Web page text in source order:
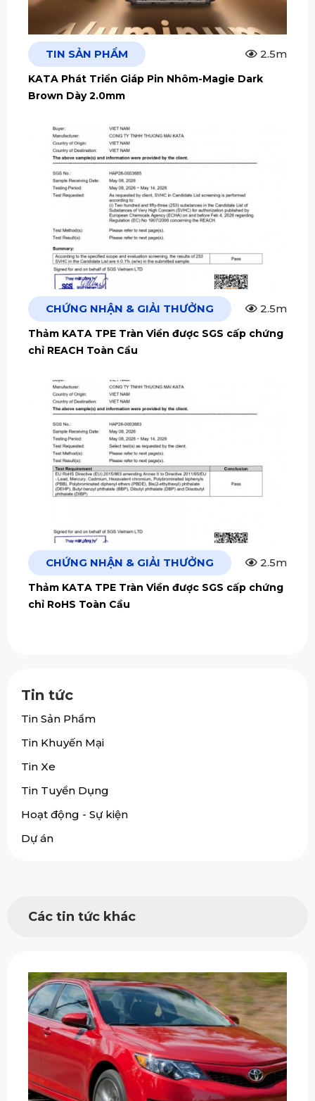
TIN SẢN PHẨM 2.5m
KATA Phát Triển Giáp Pin Nhôm-Magie Dark
Brown Dày 2.0mm
CHỨNG NHẬN & GIẢI THƯỞNG 2.5m
Thảm KATA TPE Tràn Viền được SGS cấp chứng
chỉ REACH Toàn Cầu
CHỨNG NHẬN & GIẢI THƯỞNG 2.5m
Thảm KATA TPE Tràn Viền được SGS cấp chứng
chỉ RoHS Toàn Cầu
Tin tức
Tin Sản Phẩm
Tin Khuyến Mại
Tin Xe
Tin Tuyển Dụng
Hoạt động - Sự kiện
Dự án
Các tin tức khác